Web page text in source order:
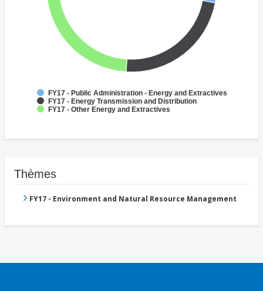
FY17 - Public Administration - Energy and Extractives
FY17 - Energy Transmission and Distribution
FY17 - Other Energy and Extractives
Thèmes
FY17 - Environment and Natural Resource Management